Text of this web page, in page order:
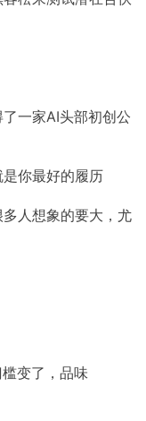
一家AI头部初创公
你最好的履历
人想象的要大，尤
变了，品味